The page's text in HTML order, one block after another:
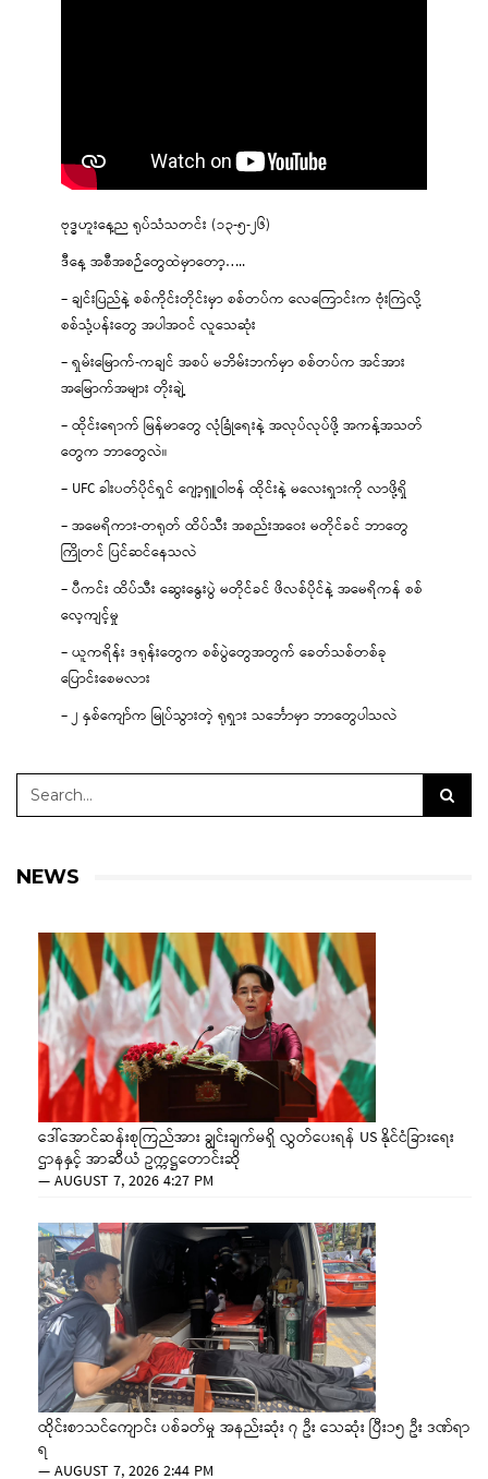
ဗုဒ္ဓဟူးနေ့ည ရုပ်သံသတင်း (၁၃-၅-၂၆)
ဒီနေ့ အစီအစဉ်တွေထဲမှာတော့…..
– ချင်းပြည်နဲ့ စစ်ကိုင်းတိုင်းမှာ စစ်တပ်က လေကြောင်းက ဗုံးကြဲလို့
စစ်သုံ့ပန်းတွေ အပါအဝင် လူသေဆုံး
– ရှမ်းမြောက်-ကချင် အစပ် မဘိမ်းဘက်မှာ စစ်တပ်က အင်အား
အမြောက်အများ တိုးချဲ့
– ထိုင်းရောက် မြန်မာတွေ လုံခြုံရေးနဲ့ အလုပ်လုပ်ဖို့ အကန့်အသတ်
တွေက ဘာတွေလဲ။
– UFC ခါးပတ်ပိုင်ရှင် ဂျော့ရှူဝါဗန် ထိုင်းနဲ့ မလေးရှားကို လာဖို့ရှိ
– အမေရိကား-တရုတ် ထိပ်သီး အစည်းအဝေး မတိုင်ခင် ဘာတွေ
ကြိုတင် ပြင်ဆင်နေသလဲ
– ပီကင်း ထိပ်သီး ဆွေးနွေးပွဲ မတိုင်ခင် ဖိလစ်ပိုင်နဲ့ အမေရိကန် စစ်
လေ့ကျင့်မှု
– ယူကရိန်း ဒရုန်းတွေက စစ်ပွဲတွေအတွက် ခေတ်သစ်တစ်ခု
ပြောင်းစေမလား
– ၂ နှစ်ကျော်က မြုပ်သွားတဲ့ ရုရှား သင်္ဘောမှာ ဘာတွေပါသလဲ
NEWS
ဒေါ်အောင်ဆန်းစုကြည်အား ချွင်းချက်မရှိ လွှတ်ပေးရန် US နိုင်ငံခြားရေး
ဌာနနှင့် အာဆီယံ ဥက္ကဋ္ဌတောင်းဆို
—AUGUST 7, 2026 4:27 PM
ထိုင်းစာသင်ကျောင်း ပစ်ခတ်မှု အနည်းဆုံး ၇ ဦး သေဆုံး ပြီး၁၅ ဦး ဒဏ်ရာ
ရ
—AUGUST 7, 2026 2:44 PM